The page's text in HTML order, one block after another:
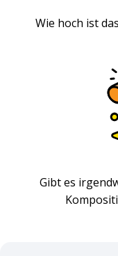
Wie hoch ist das
Gibt es